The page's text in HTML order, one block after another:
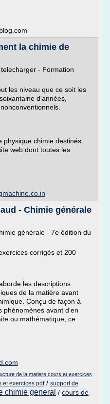
la chimie de
- Formation
les niveau que ce soit les
d'années,
physique chimie destinés
web dont toutes les
- Chimie générale
générale - 7e édition du
corrigés et 200
les descriptions
de la matière avant
Conçu de façon à
phénomènes avant d'en
ou mathématique, ce
de la matiere cours et exercices
et exercices pdf/ support de
chimie general / cours de